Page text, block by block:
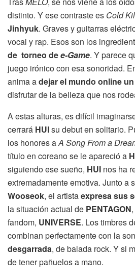
distinto. Y ese contraste es Cold
Jinhyuk. Graves y guitarras
vocal y rap. Esos son los
de torneo dee-Game. Y parece
juego irónico con esa sonoridad.
anima adejar el mundo online
disfrutar de la belleza que nos
A estas alturas, es difícil
cerrará HUIsu debut en solitario.
los honores aA Song From a
título en coreano se le apareció a
siguiendo ese sueño, HUI nos ha
extremadamente emotiva. Junto a
Wooseok, el artistaexpresa sus
la situación actual de PENTAGON
fandom, UNIVERSE. Los timbres
combinan perfectamente con la
desgarrada, de balada rock. Y si
de tener pañuelos a mano.